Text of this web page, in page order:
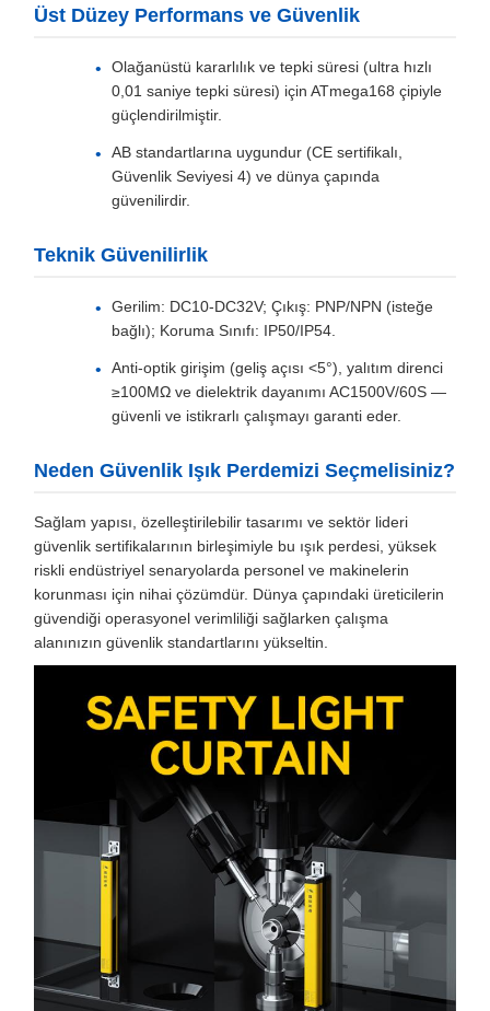
Üst Düzey Performans ve Güvenlik
Olağanüstü kararlılık ve tepki süresi (ultra hızlı
0,01 saniye tepki süresi) için ATmega168 çipiyle
güçlendirilmiştir.
AB standartlarına uygundur (CE sertifikalı,
Güvenlik Seviyesi 4) ve dünya çapında
güvenilirdir.
Teknik Güvenilirlik
Gerilim: DC10-DC32V; Çıkış: PNP/NPN (isteğe
bağlı); Koruma Sınıfı: IP50/IP54.
Anti-optik girişim (geliş açısı <5°), yalıtım direnci
≥100MΩ ve dielektrik dayanımı AC1500V/60S —
güvenli ve istikrarlı çalışmayı garanti eder.
Neden Güvenlik Işık Perdemizi Seçmelisiniz?
Sağlam yapısı, özelleştirilebilir tasarımı ve sektör lideri
güvenlik sertifikalarının birleşimiyle bu ışık perdesi, yüksek
riskli endüstriyel senaryolarda personel ve makinelerin
korunması için nihai çözümdür. Dünya çapındaki üreticilerin
güvendiği operasyonel verimliliği sağlarken çalışma
alanınızın güvenlik standartlarını yükseltin.